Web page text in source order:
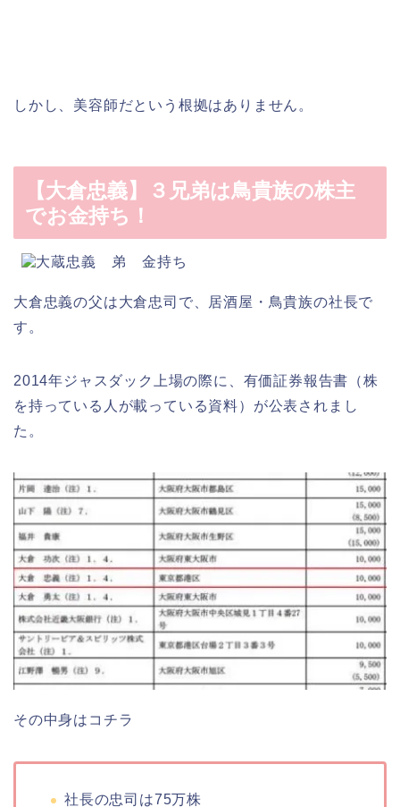
しかし、美容師だという根拠はありません。
【大倉忠義】３兄弟は鳥貴族の株主
でお金持ち！
大倉忠義の父は大倉忠司で、居酒屋・鳥貴族の社長で
す。
2014年ジャスダック上場の際に、有価証券報告書（株
を持っている人が載っている資料）が公表されまし
た。
その中身はコチラ
社長の忠司は75万株